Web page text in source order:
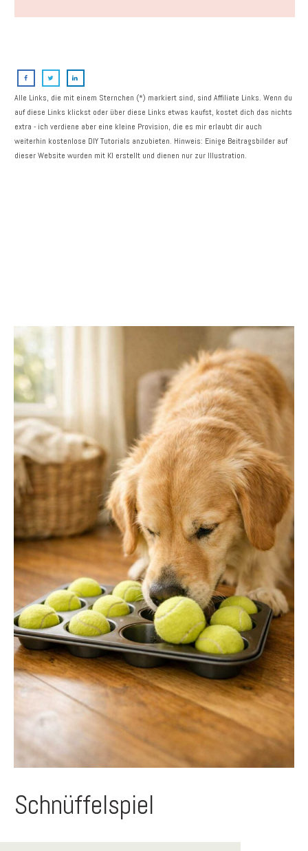
Alle Links, die mit einem Sternchen (*) markiert sind, sind Affiliate Links. Wenn du
auf diese Links klickst oder über diese Links etwas kaufst, kostet dich das nichts
extra - ich verdiene aber eine kleine Provision, die es mir erlaubt dir auch
weiterhin kostenlose DIY Tutorials anzubieten. Hinweis: Einige Beitragsbilder auf
dieser Website wurden mit KI erstellt und dienen nur zur Illustration.
Schnüffelspiel